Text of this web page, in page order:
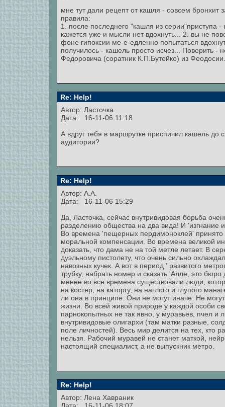
мне тут дали рецепт от кашля - совсем бронхит
правила:
1. после последнего "кашля из серии"приступа
кажется уже и мысли нет вдохнуть... 2. вы не
фоне гипоксии ме-е-едленно попытаться
получилось - кашель просто исчез... Поверить
Федоровича (соратник К.П.Бутейко) из Феодосии.
Re: Help!
Автор: Ласточка
Дата: 16-11-06 11:18
А вдруг тебя в маршрутке приспичил кашель до
аудитории?
Re: Help!
Автор: А.А.
Дата: 16-11-06 15:29
Да, Ласточка, сейчас внутривидовая борьба
разделению общества на два вида! И 'изгнание
Во времена 'пещерных пердимоноклей' принято
моральной компенсации. Во времена великой
доказать, что дама не на той метле летает. В
дуэльному пистолету, что очень сильно
навозных кучек. А вот в период ' развитого
трубку, набрать номер и сказать 'Алле, это
менее во все времена существовали люди,
на костер, на каторгу, на наглого и глупого
ли она в принципе. Они не могут иначе. Не
жизни. Во всей живой природе у каждой особи
парнокопытных не так явно, у муравьев, пчел и
внутривидовые олигархи (там матки разные,
поле личностей). Весь мир делится на тех, кто
нельзя. Рабочий муравей не станет маткой,
настоящий специалист, а не выпускник метро.
Re: Help!
Автор: Лена Хавраник